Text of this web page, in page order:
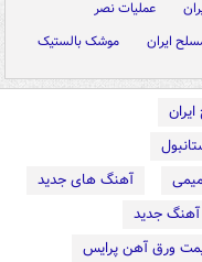
عملیات نصر
ایران موشک بالستیک
آهنگ های جدید
آهنگ جدید
ورق آهن پرایس